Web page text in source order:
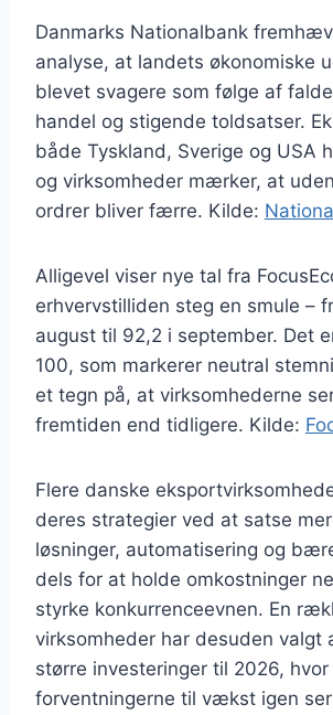
Danmarks Nationalbank
analyse, at landets økonomiske
blevet svagere som følge af
handel og stigende toldsatser.
både Tyskland, Sverige og USA
og virksomheder mærker, at
ordrer bliver færre. Kilde:
Alligevel viser nye tal fra
erhvervstilliden steg en smule –
august til 92,2 i september. Det
100, som markerer neutral
et tegn på, at virksomhederne
fremtiden end tidligere. Kilde:
Flere danske
deres strategier ved at satse
løsninger, automatisering og
dels for at holde omkostninger
styrke konkurrenceevnen. En
virksomheder har desuden valgt
større investeringer til 2026, hvor
forventningerne til vækst igen